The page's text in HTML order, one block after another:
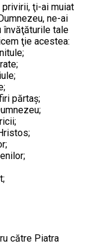
privirii, ţi-ai muiat
ne-ai
învăţăturile tale
ţie acestea:
părtaş;
către Piatra